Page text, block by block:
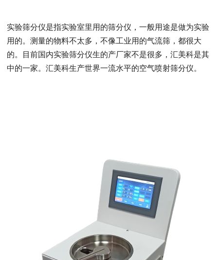
实验筛分仪是指实验室里用的筛分仪，一般用途是做为实验
用的。测量的物料不太多，不像工业用的气流筛，都很大
的。目前国内实验筛分仪生的产厂家不是很多，汇美科是其
中的一家。汇美科生产世界一流水平的空气喷射筛分仪。